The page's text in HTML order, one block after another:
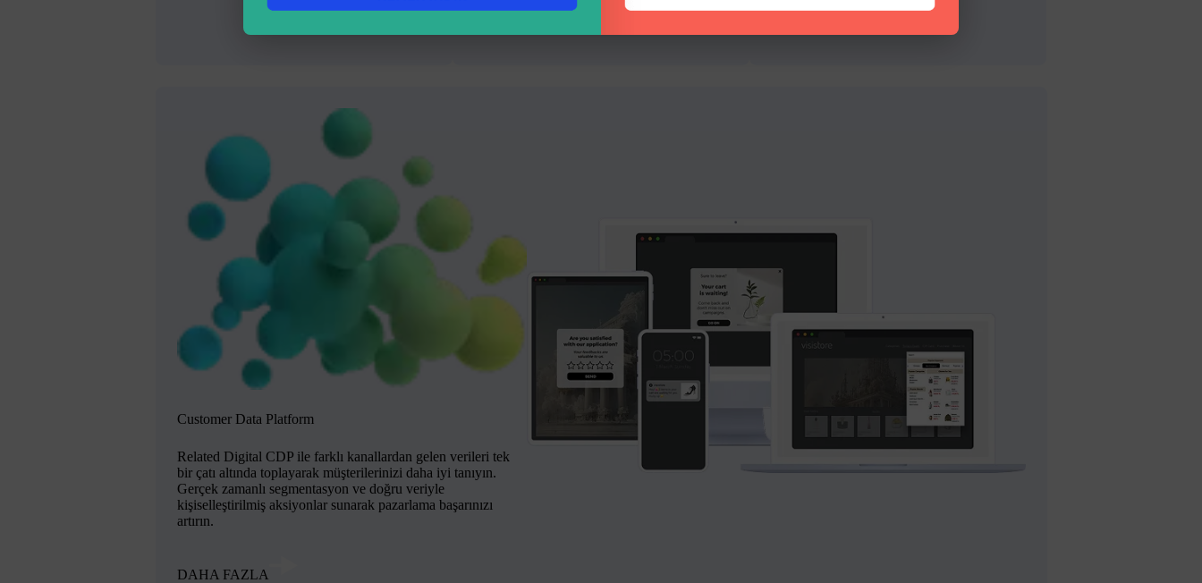
müşteri etkileşimini heyecan verici bir
Customer Data Platform
Related Digital CDP ile farklı kanallardan gelen verileri tek
bir çatı altında toplayarak müşterilerinizi daha iyi tanıyın.
Gerçek zamanlı segmentasyon ve doğru veriyle
kişiselleştirilmiş aksiyonlar sunarak pazarlama başarınızı
artırın.
DAHA FAZLA